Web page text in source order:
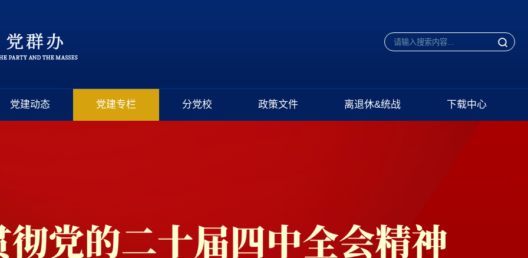
党建动态 党建专栏 分党校 政策文件 离退休&统战 下载中心